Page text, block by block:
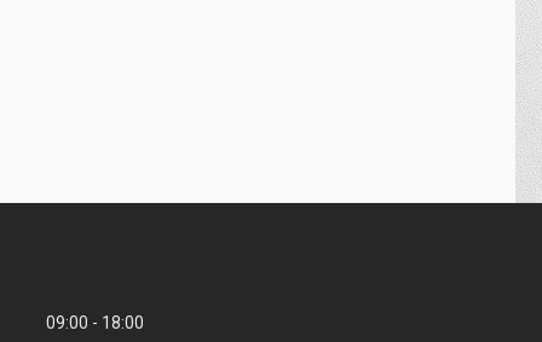
09:00
18:00